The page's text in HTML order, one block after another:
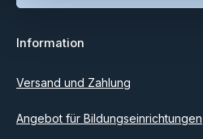
Ich habe die
einverstanden.
Information
Versand und Zahlung
Angebot für Bildungseinrichtungen